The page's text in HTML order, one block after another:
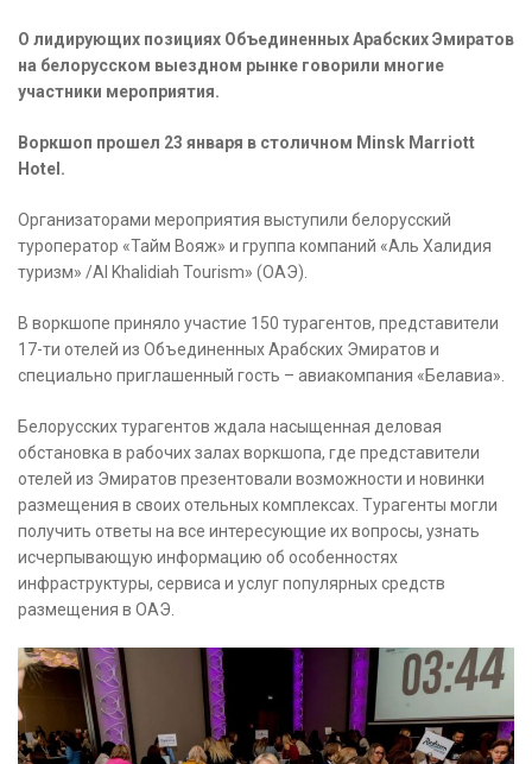
О лидирующих позициях Объединенных Арабских Эмиратов
на белорусском выездном рынке говорили многие
участники мероприятия.
Воркшоп прошел 23 января в столичном Minsk Marriott
Hotel.
Организаторами мероприятия выступили белорусский
туроператор «Тайм Вояж» и группа компаний «Аль Халидия
туризм» /Al Khalidiah Tourism» (ОАЭ).
В воркшопе приняло участие 150 турагентов, представители
17-ти отелей из Объединенных Арабских Эмиратов и
специально приглашенный гость – авиакомпания «Белавиа».
Белорусских турагентов ждала насыщенная деловая
обстановка в рабочих залах воркшопа, где представители
отелей из Эмиратов презентовали возможности и новинки
размещения в своих отельных комплексах. Турагенты могли
получить ответы на все интересующие их вопросы, узнать
исчерпывающую информацию об особенностях
инфраструктуры, сервиса и услуг популярных средств
размещения в ОАЭ.